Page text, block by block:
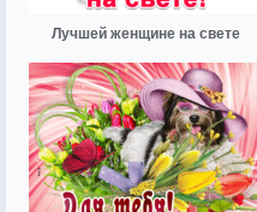
Лучшей женщине на свете